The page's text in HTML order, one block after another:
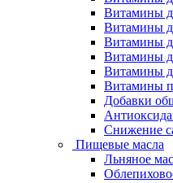
Витамины
Витамины
Витамины
Витамины
Витамины
Витамины
Добавки
Снижение
Пищевые масла
Льняное